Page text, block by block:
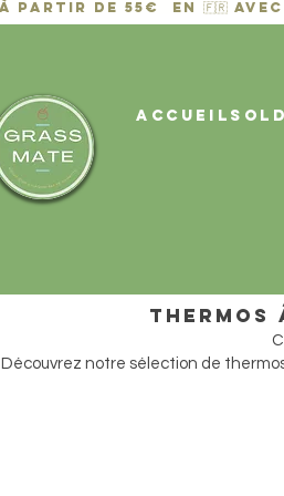
ACCUEIL
Thermos
Découvrez notre sélection de